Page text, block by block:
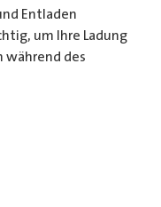
Entladen
um Ihre Ladung
während des
in Ihren